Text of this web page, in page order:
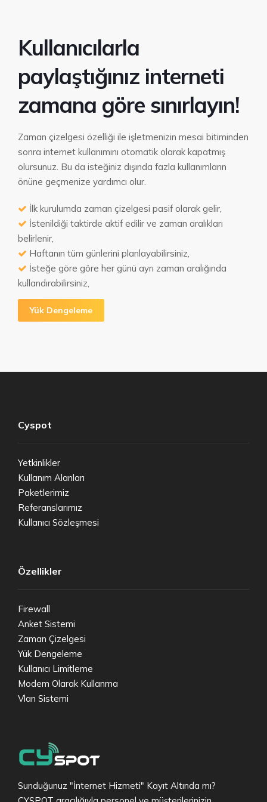
Referanslarımız
Kullanıcı Sözleşmesi
Zaman Çizelgesi
Yük Dengeleme
Kullanıcı Limitleme
Modem Olarak Kullanma
Vlan Sistemi
İletişim
Kullanıcılarla
paylaştığınız interneti
zamana göre sınırlayın!
Zaman çizelgesi özelliği ile işletmenizin mesai bitiminden
sonra internet kullanımını otomatik olarak kapatmış
olursunuz. Bu da isteğiniz dışında fazla kullanımların
önüne geçmenize yardımcı olur.
İlk kurulumda zaman çizelgesi pasif olarak gelir,
İstenildiği taktirde aktif edilir ve zaman aralıkları
belirlenir,
Haftanın tüm günlerini planlayabilirsiniz,
İsteğe göre göre her günü ayrı zaman aralığında
kullandırabilirsiniz,
Yük Dengeleme
Cyspot
Yetkinlikler
Kullanım Alanları
Paketlerimiz
Referanslarımız
Kullanıcı Sözleşmesi
Özellikler
Firewall
Anket Sistemi
Zaman Çizelgesi
Yük Dengeleme
Kullanıcı Limitleme
Modem Olarak Kullanma
Vlan Sistemi
Sunduğunuz "İnternet Hizmeti" Kayıt Altında mı?